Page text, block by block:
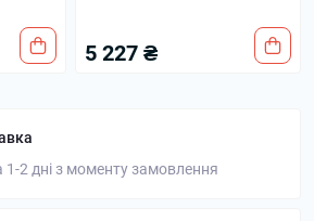
5 227 ₴
2 дні з моменту замовлення